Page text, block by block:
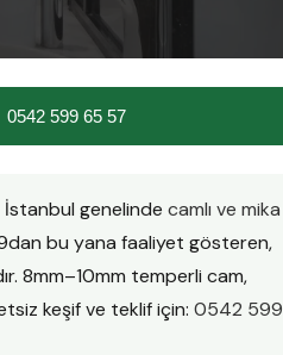
0542 599 65 57
genelinde camlı ve mika
bu yana faaliyet gösteren,
8mm–10mm temperli cam,
keşif ve teklif için: 0542 599